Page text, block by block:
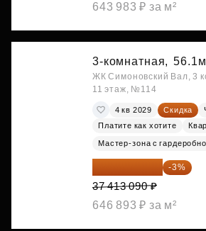
643 983 ₽ за м²
3-комнатная,
ЖК Симоновский Вал, 3
11 этаж, №114
4 кв 2029 Скидка
Платите как хотите
Мастер-зона с
36 290 697 ₽ -3%
37 413 090 ₽
646 893 ₽ за м²